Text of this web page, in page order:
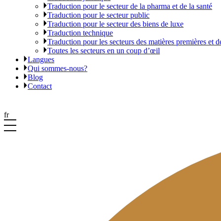
Traduction pour le secteur de la pharma et de la santé
Traduction pour le secteur public
Traduction pour le secteur des biens de luxe
Traduction technique
Traduction pour les secteurs des matières premières et
Toutes les secteurs en un coup d’œil
Langues
Qui sommes-nous?
Blog
Contact
fr